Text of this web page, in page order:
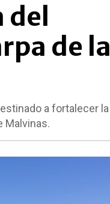
del
de la
a fortalecer la
Malvinas.